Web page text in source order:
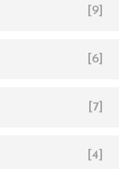
[9]
[6]
[7]
[4]